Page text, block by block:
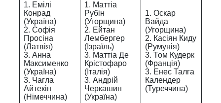
1. Емілі
Конрад
(Україна)
2. Софія
Просіна
(Латвія)
3. Анна
Максименко
(Україна)
3. Чагла
Айтекін
(Німеччина)
1. Маттіа
Рубін
(Угорщина)
2. Ейтан
Лембергер
(Ізраїль)
3. Маттіа Де
Крістофаро
(Італія)
3. Андрій
Черкашин
(Україна)
1. Оскар
Вайда
(Угорщина)
2. Касіян Киду
(Румунія)
3. Том Кудерк
(Франція)
3. Енес Талга
Календер
(Туреччина)